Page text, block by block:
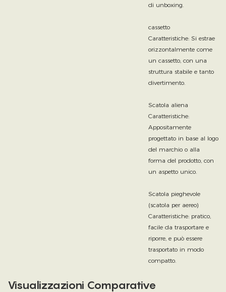
di unboxing.
cassetto
Caratteristiche: Si estrae
orizzontalmente come
un cassetto, con una
struttura stabile e tanto
divertimento.
Scatola aliena
Caratteristiche:
Appositamente
progettato in base al logo
del marchio o alla
forma del prodotto, con
un aspetto unico.
Scatola pieghevole
(scatola per aereo)
Caratteristiche: pratico,
facile da trasportare e
riporre, e può essere
trasportato in modo
compatto.
Visualizzazioni Comparative